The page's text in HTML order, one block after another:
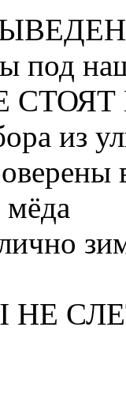
под
СТОЯТ
из
мёда